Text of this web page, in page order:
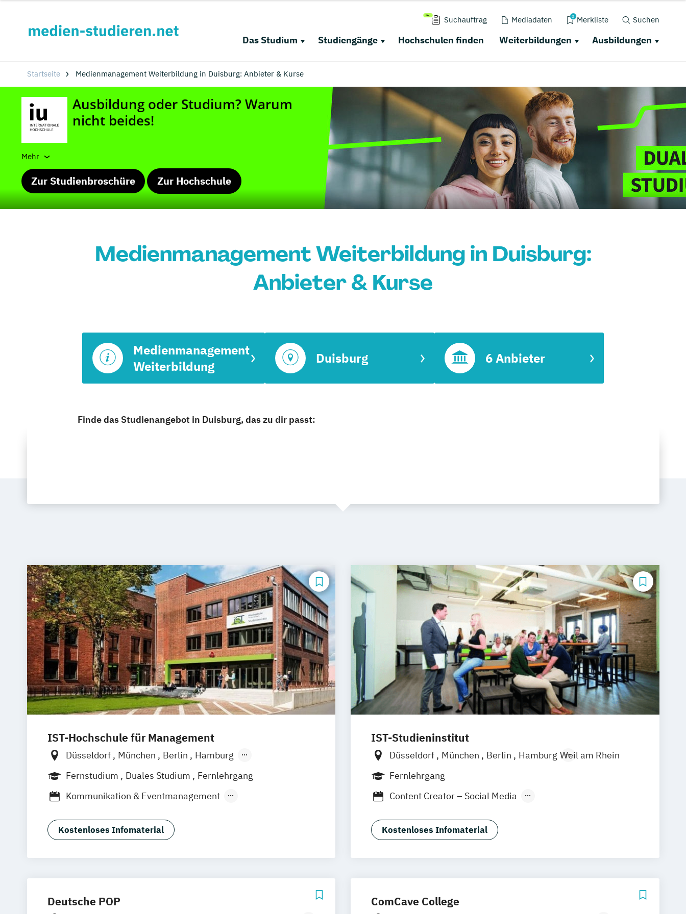
Suchauftrag Mediadaten 0 Merkliste Suchen
Das Studium Studiengänge Hochschulen finden Weiterbildungen Ausbildungen
Startseite Medienmanagement Weiterbildung in Duisburg: Anbieter & Kurse
Mehr
Zur Studienbroschüre Zur Hochschule
Medienmanagement Weiterbildung in Duisburg:
Anbieter & Kurse
Medienmanagement
Weiterbildung
Duisburg 6 Anbieter
Finde das Studienangebot in Duisburg, das zu dir passt:
IST-Hochschule für Management
Düsseldorf München Berlin
Hamburg
Weil am Rhein
Frankfurt am Main Essen
Innsbruck
Fernstudium Duales Studium
Fernlehrgang
Kommunikation & Eventmanagement
Kommunikation & Medienmanagement (Duales
Studium)
Medienökonom (FH)
Public Relations Hochschulzertifikat
Kostenloses Infomaterial
IST-Studieninstitut
Düsseldorf München Berlin Hamburg Weil am Rhein
Fernlehrgang
Content Creator – Social Media
Kostenloses Infomaterial
Deutsche POP ComCave College